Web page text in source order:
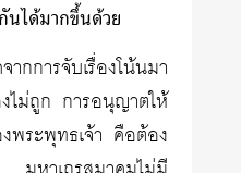
นได้มากขึ้นด้วย
กการจับเรื่องโน้นมา
ไม่ถูก การอนุญาตให้
พระพุทธเจ้า คือต้อง